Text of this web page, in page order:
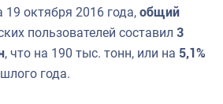
октября 2016 года, общий
пользователей составил 3
, что на 190 тыс. тонн, или на 5,1%
года.